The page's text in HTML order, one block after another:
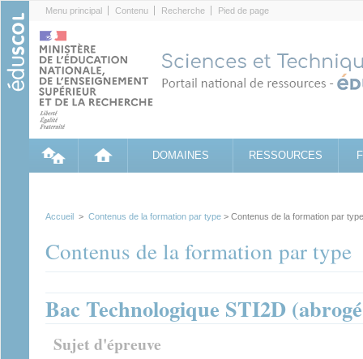
Menu principal Contenu Recherche Pied de page
DOMAINES RESSOURCES
Accueil > Contenus de la formation par type > Contenus de la formation par type
Contenus de la formation par type
Bac Technologique STI2D
Sujet d'épreuve